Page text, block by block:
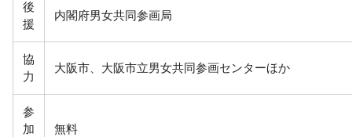
後
援
内閣府男女共同参画局
協
力
大阪市、大阪市立男女共同参画センターほか
参
加
無料